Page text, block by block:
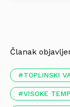
Članak
TOPLINSKI
VISOKE